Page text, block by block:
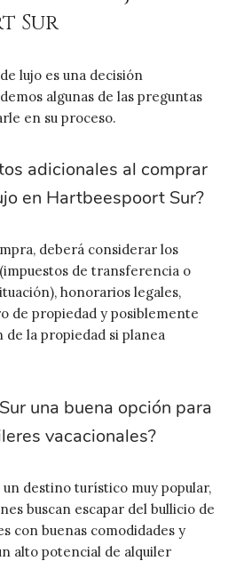
Sur
lujo es una decisión
algunas de las preguntas
en su proceso.
adicionales al comprar
en Hartbeespoort Sur?
deberá considerar los
de transferencia o
honorarios legales,
de propiedad y posiblemente
la propiedad si planea
una buena opción para
vacacionales?
destino turístico muy popular,
buscan escapar del bullicio de
con buenas comodidades y
alto potencial de alquiler